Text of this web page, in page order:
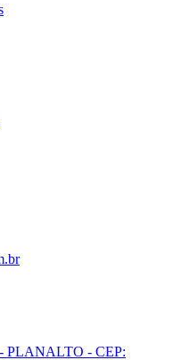
PLANALTO - CEP: